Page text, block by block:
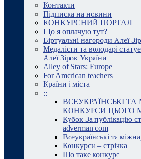
Контакти
Підписка на новини
КОНКУРСНИЙ ПОРТАЛ
Що я оплачую тут?
Віртуальні нагороди Алеї
Медалісти та володарі
Алеї Зірок України
Alley of Stars: Europe
For American teachers
Країни і міста
::
ВСЕУКРАЇНСЬКІ
КОНКУРСИ ЦЬОГО
Кубок За публікацію
adverman.com
Всеукраїнські та
Конкурси – стрічка
Що таке конкурс